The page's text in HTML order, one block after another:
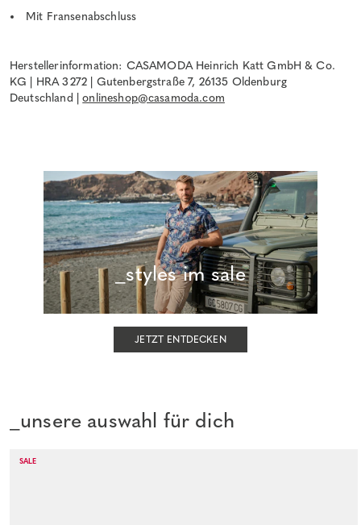
Mit Fransenabschluss
Herstellerinformation: CASAMODA Heinrich Katt GmbH & Co.
KG | HRA 3272 | Gutenbergstraße 7, 26135 Oldenburg
Deutschland |onlineshop@casamoda.com
_styles im sale
JETZT ENTDECKEN
_unsere auswahl für dich
SALE